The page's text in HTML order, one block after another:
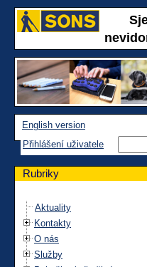
English version
Přihlášení uživatele
Rubriky
Aktuality
Kontakty
O nás
Služby